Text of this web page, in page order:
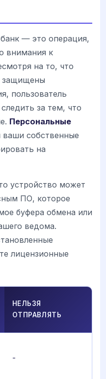
— это операция,
внимания к
на то, что
защищены
пользователь
за тем, что
Персональные
ваши собственные
на
устройство может
ПО, которое
буфера обмена или
ведома.
лицензионные
НЕЛЬЗЯ
ОТПРАВЛЯТЬ
-